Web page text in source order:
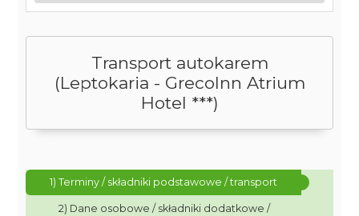
Transport autokarem
(Leptokaria - GrecoInn Atrium
Hotel ***)
1) Terminy / składniki podstawowe / transport
2) Dane osobowe / składniki dodatkowe /